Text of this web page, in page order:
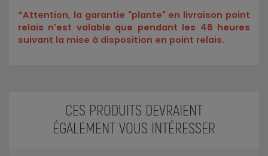
*Attention, la garantie "plante" en livraison point
relais n'est valable que pendant les 48 heures
suivant la mise à disposition en point relais.
CES PRODUITS DEVRAIENT
ÉGALEMENT VOUS INTÉRESSER